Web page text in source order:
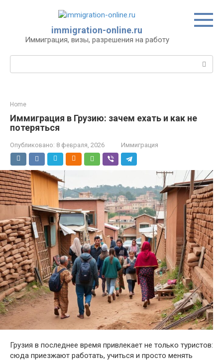
immigration-online.ru
Иммиграция, визы, разрешения на работу
Home
Иммиграция в Грузию: зачем ехать и как не
потеряться
Опубликовано: 8 февраля, 2026 Иммиграция
Грузия в последнее время привлекает не только туристов:
сюда приезжают работать, учиться и просто менять